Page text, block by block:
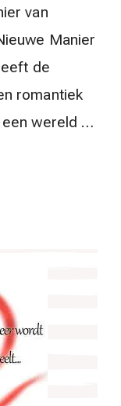
van
Manier
de
romantiek
een wereld …